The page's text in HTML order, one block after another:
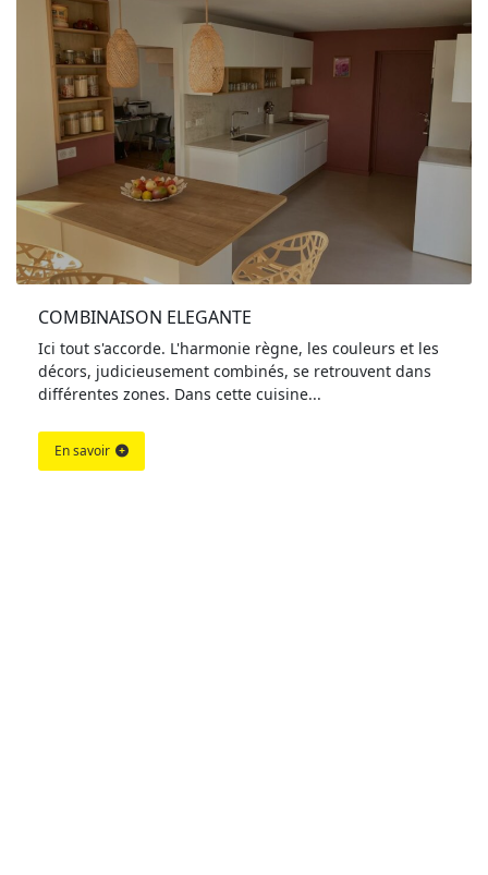
COMBINAISON ELEGANTE
Ici tout s'accorde. L'harmonie règne, les couleurs et les
décors, judicieusement combinés, se retrouvent dans
différentes zones. Dans cette cuisine...
En savoir